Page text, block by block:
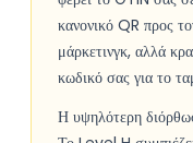
κανονικό QR προς
μάρκετινγκ, αλλά
κωδικό σας για το
Η υψηλότερη